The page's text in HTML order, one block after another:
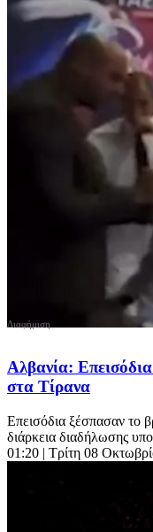
Αλβανία:
στα Τίρανα
Επεισόδια ξέσπασαν το
διάρκεια διαδήλωσης
01:20 | Τρίτη 08